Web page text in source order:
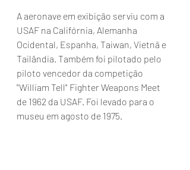
A aeronave em exibição serviu com a
USAF na Califórnia, Alemanha
Ocidental, Espanha, Taiwan, Vietnã e
Tailândia. Também foi pilotado pelo
piloto vencedor da competição
"William Tell" Fighter Weapons Meet
de 1962 da USAF. Foi levado para o
museu em agosto de 1975.